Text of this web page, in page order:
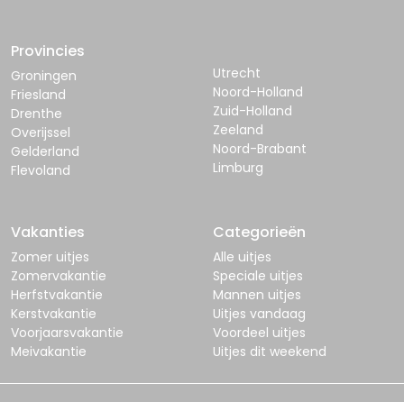
Provincies
Groningen
Friesland
Drenthe
Overijssel
Gelderland
Flevoland
Utrecht
Noord-Holland
Zuid-Holland
Zeeland
Noord-Brabant
Limburg
Vakanties
Zomer uitjes
Zomervakantie
Herfstvakantie
Kerstvakantie
Voorjaarsvakantie
Meivakantie
Categorieën
Alle uitjes
Speciale uitjes
Mannen uitjes
Uitjes vandaag
Voordeel uitjes
Uitjes dit weekend